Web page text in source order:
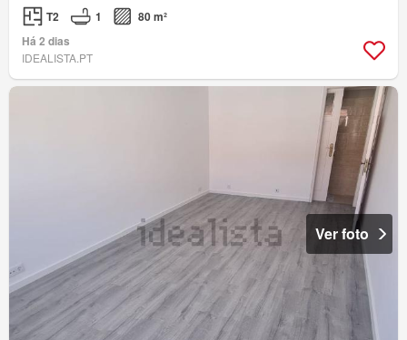
T2 1
80 m²
Há 2 dias
IDEALISTA.PT
Ver foto